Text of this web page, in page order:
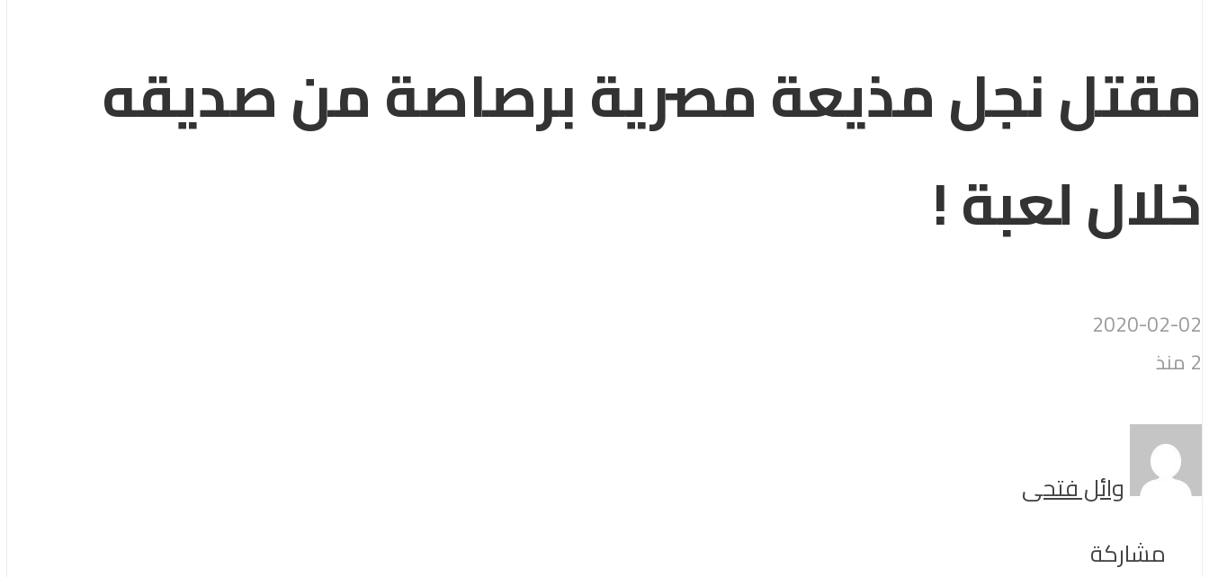
مقتل نجل مذيعة مصرية برصاصة من صديقه
خلال لعبة !
2020-02-02
2 منذ
وائل فتحى
مشاركة